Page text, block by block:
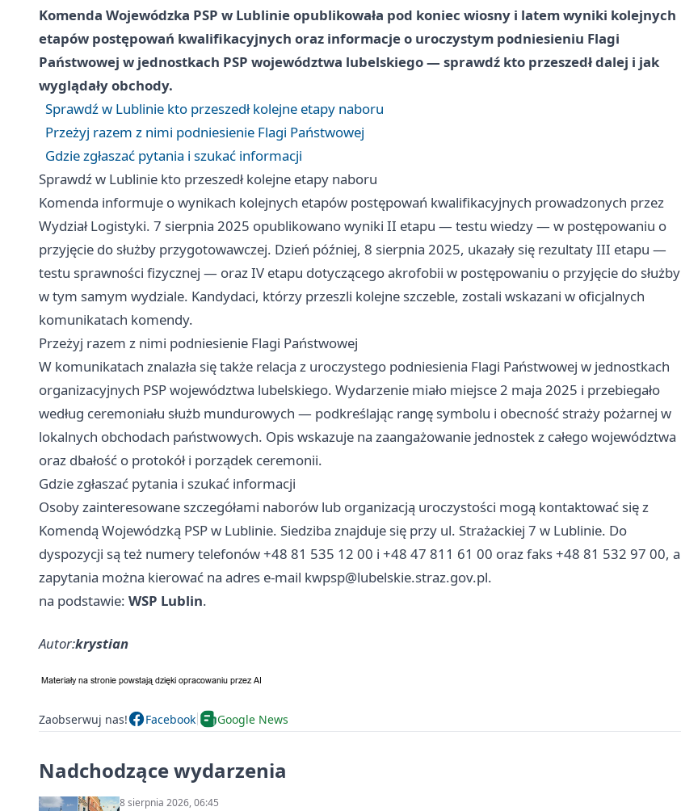
Komenda Wojewódzka PSP w Lublinie opublikowała pod koniec wiosny i latem wyniki kolejnych
etapów postępowań kwalifikacyjnych oraz informacje o uroczystym podniesieniu Flagi
Państwowej w jednostkach PSP województwa lubelskiego — sprawdź kto przeszedł dalej i jak
wyglądały obchody.
Sprawdź w Lublinie kto przeszedł kolejne etapy naboru
Przeżyj razem z nimi podniesienie Flagi Państwowej
Gdzie zgłaszać pytania i szukać informacji
Sprawdź w Lublinie kto przeszedł kolejne etapy naboru
Komenda informuje o wynikach kolejnych etapów postępowań kwalifikacyjnych prowadzonych przez
Wydział Logistyki. 7 sierpnia 2025 opublikowano wyniki II etapu — testu wiedzy — w postępowaniu o
przyjęcie do służby przygotowawczej. Dzień później, 8 sierpnia 2025, ukazały się rezultaty III etapu —
testu sprawności fizycznej — oraz IV etapu dotyczącego akrofobii w postępowaniu o przyjęcie do służby
w tym samym wydziale. Kandydaci, którzy przeszli kolejne szczeble, zostali wskazani w oficjalnych
komunikatach komendy.
Przeżyj razem z nimi podniesienie Flagi Państwowej
W komunikatach znalazła się także relacja z uroczystego podniesienia Flagi Państwowej w jednostkach
organizacyjnych PSP województwa lubelskiego. Wydarzenie miało miejsce 2 maja 2025 i przebiegało
według ceremoniału służb mundurowych — podkreślając rangę symbolu i obecność straży pożarnej w
lokalnych obchodach państwowych. Opis wskazuje na zaangażowanie jednostek z całego województwa
oraz dbałość o protokół i porządek ceremonii.
Gdzie zgłaszać pytania i szukać informacji
Osoby zainteresowane szczegółami naborów lub organizacją uroczystości mogą kontaktować się z
Komendą Wojewódzką PSP w Lublinie. Siedziba znajduje się przy ul. Strażackiej 7 w Lublinie. Do
dyspozycji są też numery telefonów +48 81 535 12 00 i +48 47 811 61 00 oraz faks +48 81 532 97 00, a
zapytania można kierować na adres e-mail kwpsp@lubelskie.straz.gov.pl.
na podstawie: WSP Lublin.
Autor:krystian
Zaobserwuj nas! Facebook Google News
Nadchodzące wydarzenia
8 sierpnia 2026, 06:45